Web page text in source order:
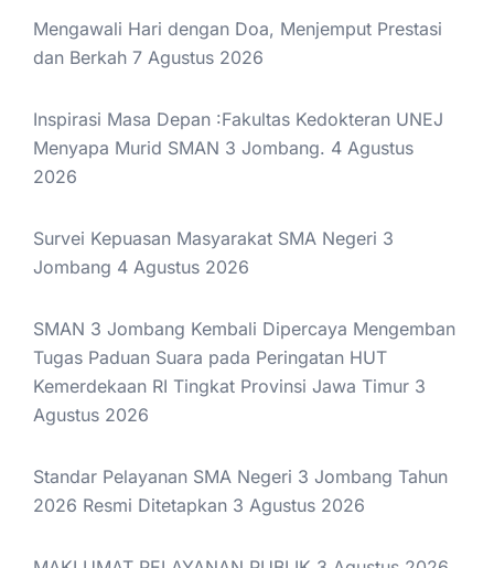
Mengawali Hari dengan Doa, Menjemput Prestasi
dan Berkah 7 Agustus 2026
Inspirasi Masa Depan :Fakultas Kedokteran UNEJ
Menyapa Murid SMAN 3 Jombang. 4 Agustus
2026
Survei Kepuasan Masyarakat SMA Negeri 3
Jombang 4 Agustus 2026
SMAN 3 Jombang Kembali Dipercaya Mengemban
Tugas Paduan Suara pada Peringatan HUT
Kemerdekaan RI Tingkat Provinsi Jawa Timur 3
Agustus 2026
Standar Pelayanan SMA Negeri 3 Jombang Tahun
2026 Resmi Ditetapkan 3 Agustus 2026